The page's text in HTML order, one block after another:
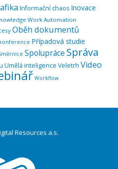
Informační chaos Inovace
Work Automation
Oběh dokumentů
Případová studie
Spolupráce Správa
Umělá inteligence Veletrh Video
Workflow
Resources a.s.